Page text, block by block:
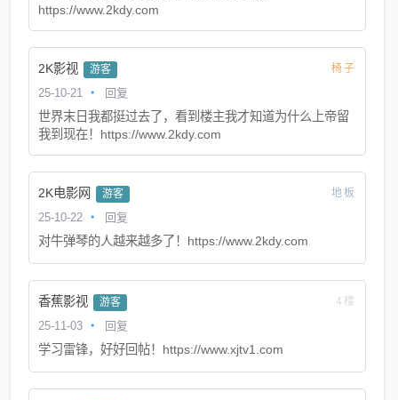
https://www.2kdy.com
2K影视 游客 椅子
25-10-21 回复
世界末日我都挺过去了，看到楼主我才知道为什么上帝留
我到现在！https://www.2kdy.com
2K电影网 游客 地板
25-10-22 回复
对牛弹琴的人越来越多了！https://www.2kdy.com
香蕉影视 游客 4楼
25-11-03 回复
学习雷锋，好好回帖！https://www.xjtv1.com